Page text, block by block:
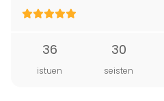
36
istuen
30
seisten